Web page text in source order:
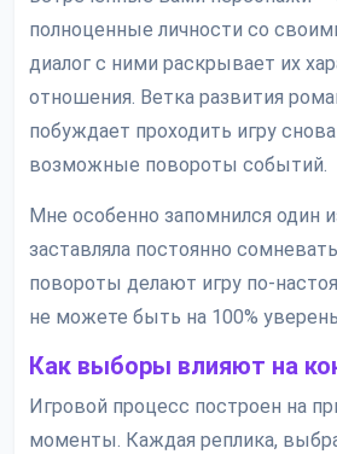
полноценные личности со
диалог с ними раскрывает их
отношения. Ветка развития
побуждает проходить игру
возможные повороты событий.
Мне особенно запомнился один
заставляла постоянно
повороты делают игру по-
не можете быть на 100%
Как выборы влияют на
Игровой процесс построен на
моменты. Каждая реплика,